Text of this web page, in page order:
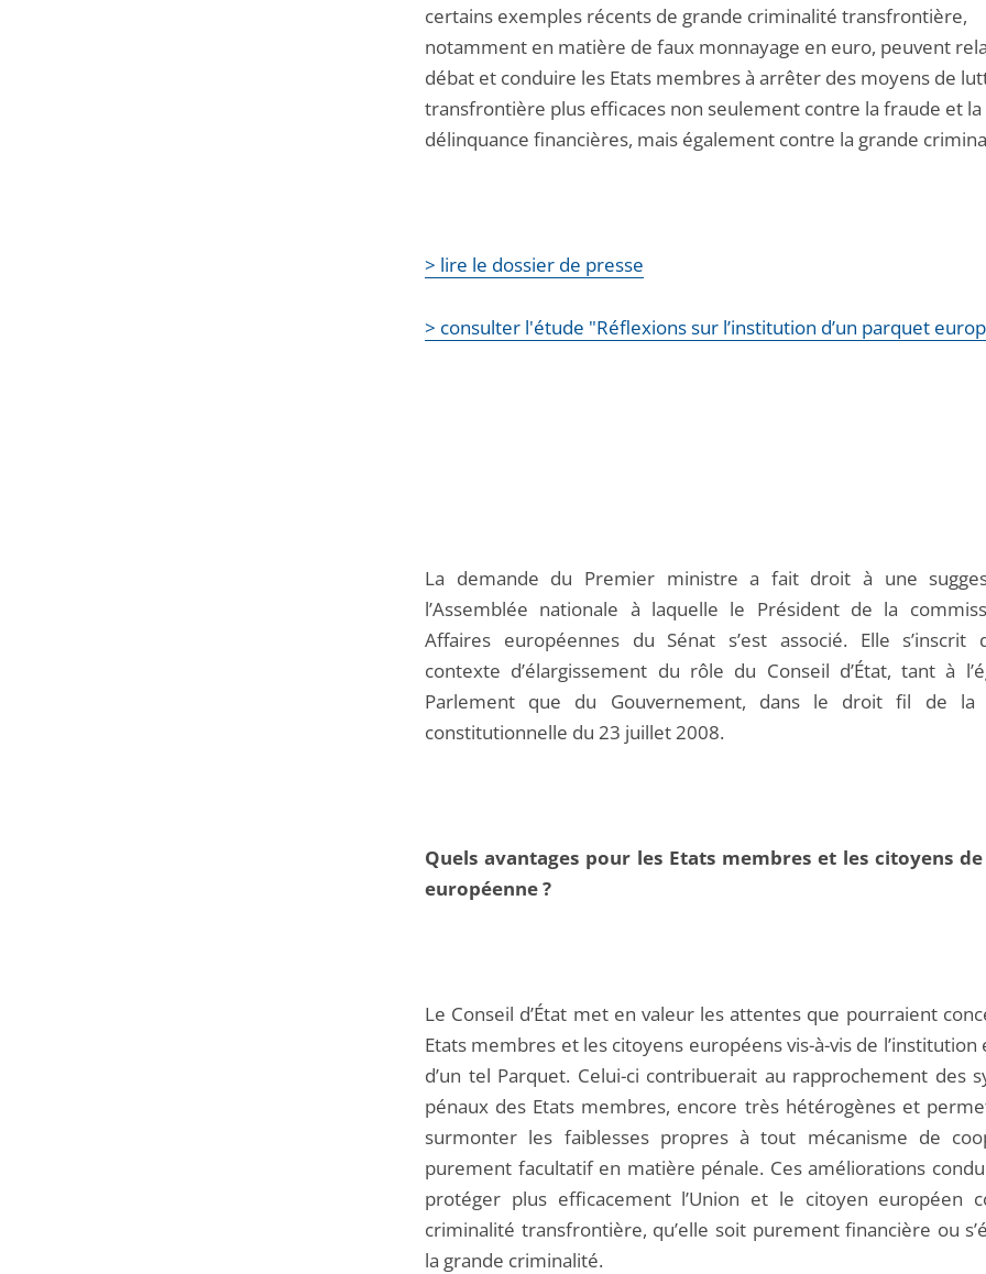
certains exemples récents de grande criminalité transfrontière,
notamment en matière de faux monnayage en euro, peuvent
débat et conduire les Etats membres à arrêter des moyens de
transfrontière plus efficaces non seulement contre la fraude et la
délinquance financières, mais également contre la grande
> lire le dossier de presse
> consulter l'étude "Réflexions sur l’institution d’un parquet
La demande du Premier ministre a fait droit à une
l’Assemblée nationale à laquelle le Président de la
Affaires européennes du Sénat s’est associé. Elle s’inscrit
contexte d’élargissement du rôle du Conseil d’État, tant à
Parlement que du Gouvernement, dans le droit fil de la
constitutionnelle du 23 juillet 2008.
Quels avantages pour les Etats membres et les citoyens de
européenne ?
Le Conseil d’État met en valeur les attentes que pourraient
Etats membres et les citoyens européens vis-à-vis de l’institution
d’un tel Parquet. Celui-ci contribuerait au rapprochement des
pénaux des Etats membres, encore très hétérogènes et
surmonter les faiblesses propres à tout mécanisme de
purement facultatif en matière pénale. Ces améliorations
protéger plus efficacement l’Union et le citoyen européen
criminalité transfrontière, qu’elle soit purement financière ou
la grande criminalité.